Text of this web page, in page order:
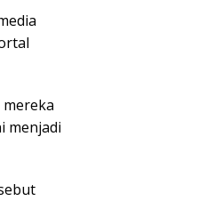
menjadi